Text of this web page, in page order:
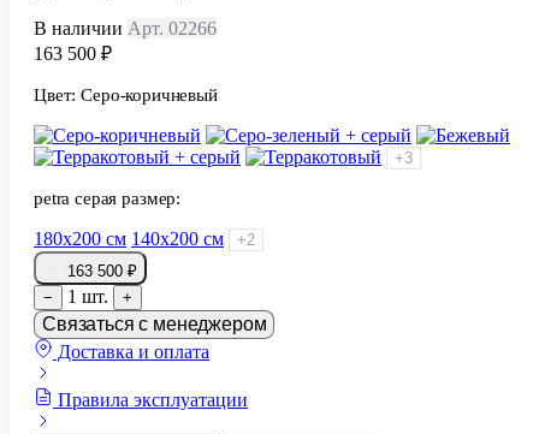
В наличии Арт. 02266
163 500 ₽
Цвет: Серо-коричневый
+3
petra серая размер:
180х200 см 140х200 см
+2
163 500 ₽
−
1 шт. +
Связаться с менеджером
Доставка и оплата
Правила эксплуатации